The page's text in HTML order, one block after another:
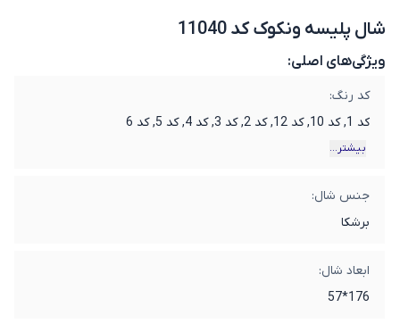
شال پلیسه ونکوک کد 11040
ویژگی‌های اصلی:
کد رنگ:
کد 1, کد 10, کد 12, کد 2, کد 3, کد 4, کد 5, کد 6
بیشتر...
جنس شال:
برشکا
ابعاد شال:
176*57